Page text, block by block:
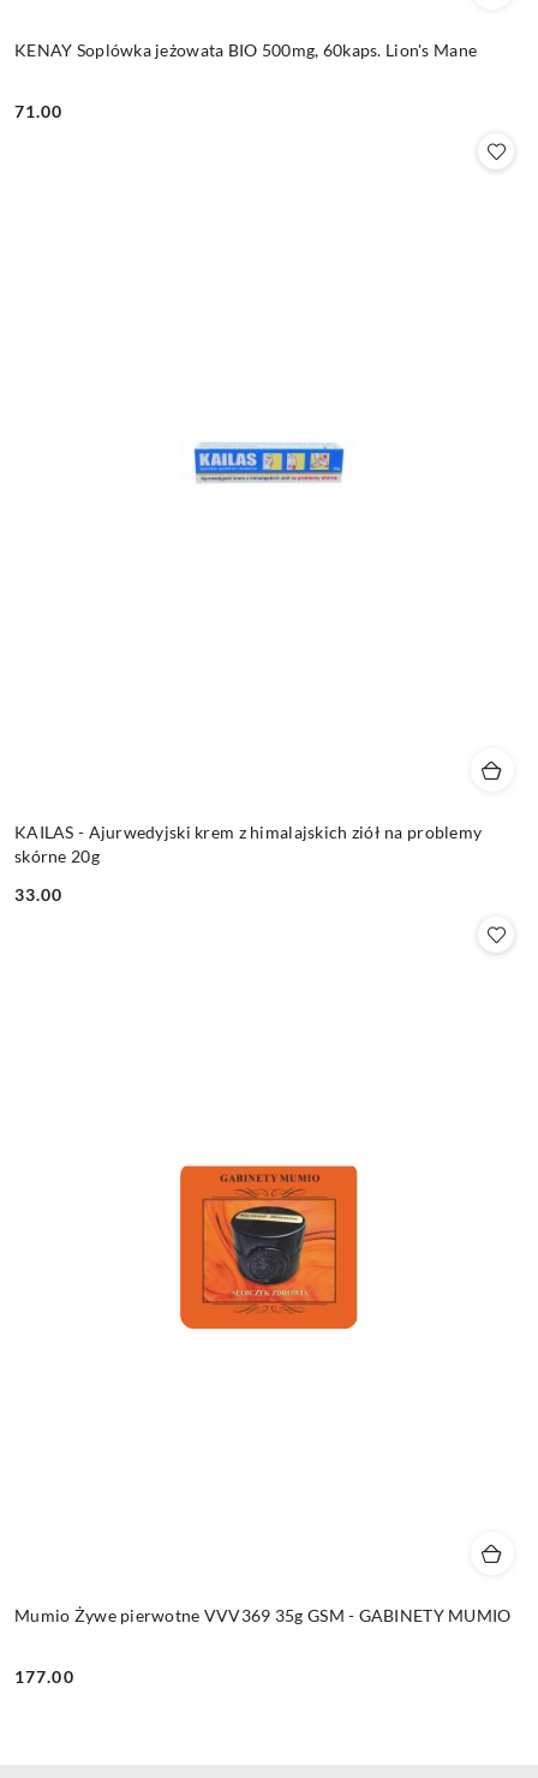
KENAY Soplówka jeżowata BIO 500mg, 60kaps. Lion's Mane
Cena:
71.00
KAILAS - Ajurwedyjski krem z himalajskich ziół na problemy
skórne 20g
Cena:
33.00
Mumio Żywe pierwotne VVV369 35g GSM - GABINETY MUMIO
Cena:
177.00